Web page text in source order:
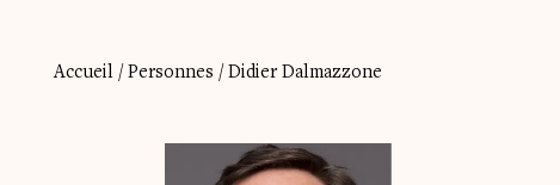
Accueil / Personnes / Didier Dalmazzone